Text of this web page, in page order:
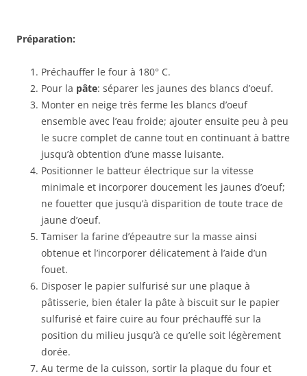
Préparation:
Préchauffer le four à 180° C.
Pour la pâte: séparer les jaunes des blancs d’oeuf.
Monter en neige très ferme les blancs d’oeuf
ensemble avec l’eau froide; ajouter ensuite peu à peu
le sucre complet de canne tout en continuant à battre
jusqu’à obtention d’une masse luisante.
Positionner le batteur électrique sur la vitesse
minimale et incorporer doucement les jaunes d’oeuf;
ne fouetter que jusqu’à disparition de toute trace de
jaune d’oeuf.
Tamiser la farine d’épeautre sur la masse ainsi
obtenue et l’incorporer délicatement à l’aide d’un
fouet.
Disposer le papier sulfurisé sur une plaque à
pâtisserie, bien étaler la pâte à biscuit sur le papier
sulfurisé et faire cuire au four préchauffé sur la
position du milieu jusqu’à ce qu’elle soit légèrement
dorée.
Au terme de la cuisson, sortir la plaque du four et